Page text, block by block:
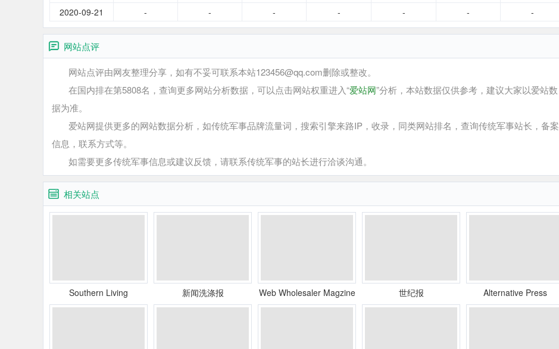
2020-09-21
- - - - - - -
网站点评
网站点评由网友整理分享，如有不妥可联系本站123456@qq.com删除或整改。
在国内排在第5808名，查询更多网站分析数据，可以点击网站权重进入“爱站网”分析，本站数据仅供参考，建议大家以爱站数
据为准。
爱站网提供更多的网站数据分析，如传统军事品牌流量词，搜索引擎来路IP，收录，同类网站排名，查询传统军事站长，备案
信息，联系方式等。
如需要更多传统军事信息或建议反馈，请联系传统军事的站长进行洽谈沟通。
相关站点
Southern Living 新闻洗涤报 Web Wholesaler Magzine 世纪报 Alternative Press